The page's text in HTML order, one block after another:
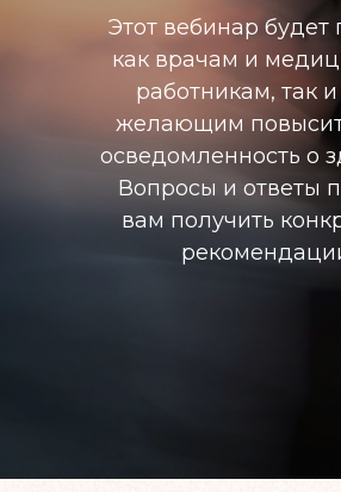
Этот вебинар будет
как врачам и
работникам, так
желающим
осведомленность о
Вопросы и ответы
вам получить